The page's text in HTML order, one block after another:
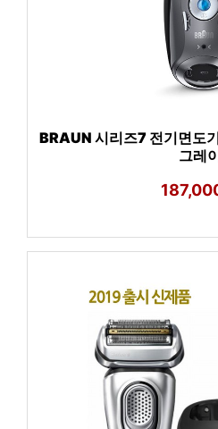
BRAUN 시리즈7 전기면도
그레